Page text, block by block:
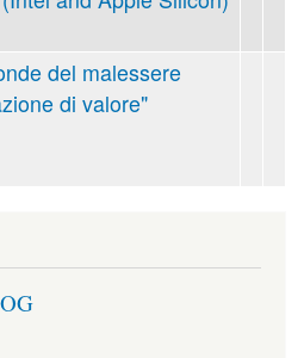
del malessere
di valore"